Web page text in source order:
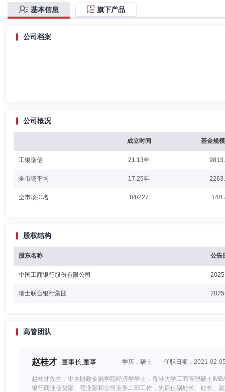
基本信息 旗下产品
公司档案
公司概况
成立时间 基金规
工银瑞信 21.13年
全市场平均 17.25年
全市场排名 84/227 14/
股权结构
股东名称 公告
中国工商银行股份有限公司
瑞士联合银行集团
高管团队
赵桂才 董事长,董事 学历：硕士 任职日期：2021-02-
赵桂才先生：中央財政金融学院经济学学士，香港大学工商管理硕士
银行商业信贷部、营业部和公司业务二部工作，先后任副处长、处长